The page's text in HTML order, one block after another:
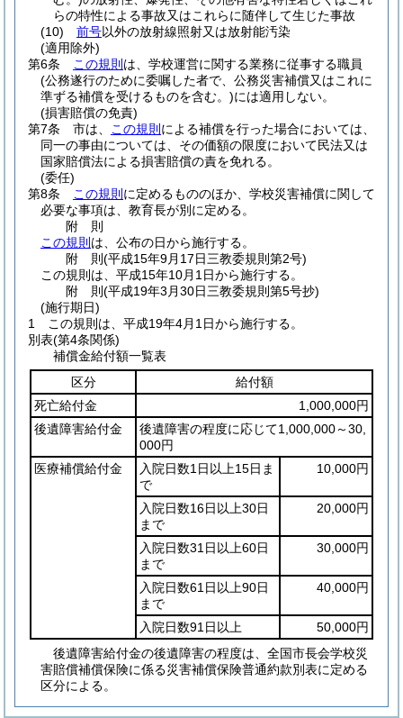
らの特性による事故又はこれらに随伴して生じた事故
(10)
前号以外の放射線照射又は放射能汚染
(適用除外)
第6条
この規則 は、学校運営に関する業務に従事する職員
(公務遂行のために委嘱した者で、公務災害補償又はこれに
準ずる補償を受けるものを含む。)には適用しない。
(損害賠償の免責)
第7条
市は、 この規則 による補償を行った場合においては、
同一の事由については、その価額の限度において民法又は
国家賠償法による損害賠償の責を免れる。
(委任)
第8条
この規則 に定めるもののほか、学校災害補償に関して
必要な事項は、教育長が別に定める。
附 則
この規則 は、公布の日から施行する。
附 則(平成15年9月17日三教委規則第2号)
この規則は、平成15年10月1日から施行する。
附 則(平成19年3月30日三教委規則第5号抄)
(施行期日)
1
この規則は、平成19年4月1日から施行する。
別表(第4条関係)
補償金給付額一覧表
区分
給付額
死亡給付金
1,000,000円
後遺障害給付金
後遺障害の程度に応じて1,000,000～30,
000円
医療補償給付金
入院日数1日以上15日ま
で
10,000円
入院日数16日以上30日
まで
20,000円
入院日数31日以上60日
まで
30,000円
入院日数61日以上90日
まで
40,000円
入院日数91日以上
50,000円
後遺障害給付金の後遺障害の程度は、全国市長会学校災
害賠償補償保険に係る災害補償保険普通約款別表に定める
区分による。